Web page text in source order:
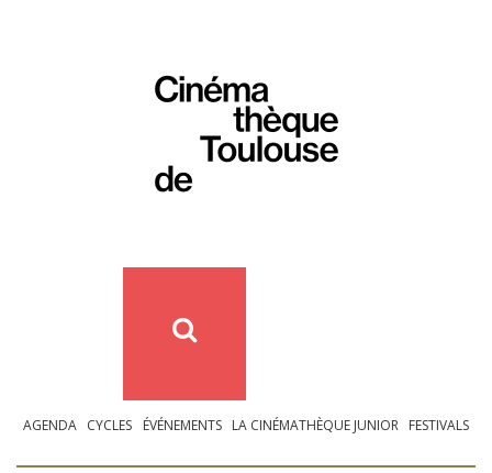
AGENDA CYCLES ÉVÉNEMENTS LA CINÉMATHÈQUE JUNIOR FESTIVALS